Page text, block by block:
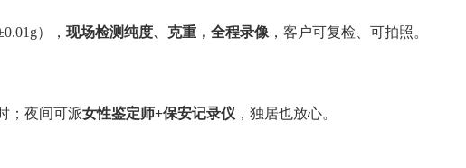
）， 现场检测纯度、克重，全程录像 ，客户可复检、可拍照。
；夜间可派女性鉴定师+保安记录仪 ，独居也放心。